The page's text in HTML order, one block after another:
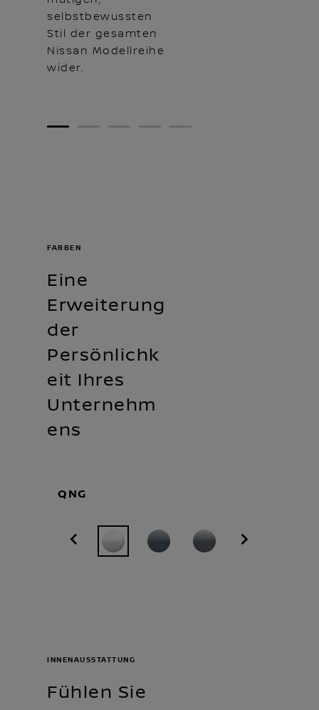
selbstbewussten
Stil der gesamten
Nissan Modellreihe
wider.
1 2 3 4 5
Eine
Erweiterung
der
Persönlichk
eit Ihres
Unternehm
ens
FARBEN
QNG
Fühlen Sie
INNENAUSSTATTUNG